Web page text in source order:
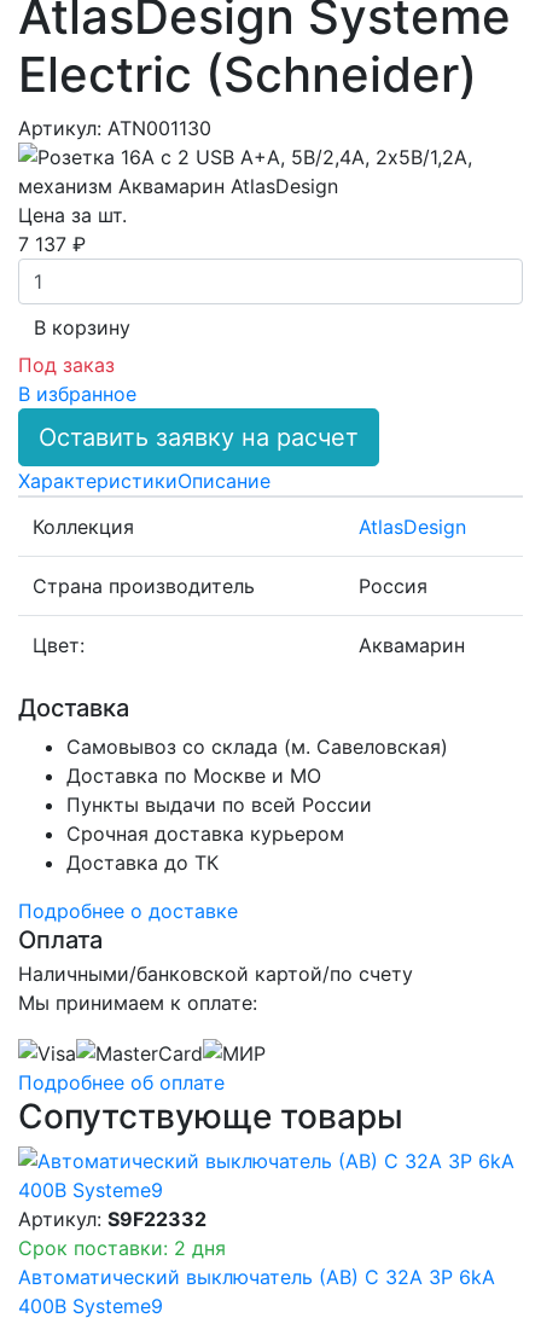
AtlasDesign Systeme
Electric (Schneider)
Артикул: ATN001130
Цена за шт.
7 137 ₽
В корзинy
Под заказ
В избранное
Оставить заявку на расчет
ХарактеристикиОписание
Коллекция
AtlasDesign
Страна производитель Россия
Цвет: Аквамарин
Доставка
Самовывоз со склада (м. Савеловская)
Доставка по Москве и МО
Пункты выдачи по всей России
Срочная доставка курьером
Доставка до ТК
Подробнее о доставке
Оплата
Наличными/банковской картой/по счету
Мы принимаем к оплате:
Подробнее об оплате
Сопутствующе товары
Артикул: S9F22332
Срок поставки: 2 дня
Автоматический выключатель (АВ) C 32A 3P 6kA
400В Systeme9